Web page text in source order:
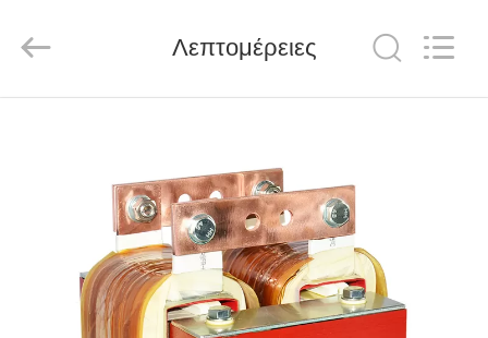
ΠΡΟΪΌΝΤΑ
ΒΊΝΤΕΟ
Co.,
Reserved.
Λεπτομέρειες